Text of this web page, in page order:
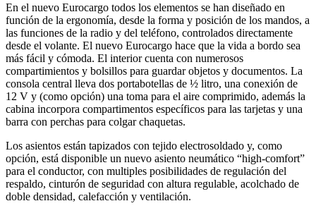
En el nuevo Eurocargo todos los elementos se han diseñado en
función de la ergonomía, desde la forma y posición de los mandos, a
las funciones de la radio y del teléfono, controlados directamente
desde el volante. El nuevo Eurocargo hace que la vida a bordo sea
más fácil y cómoda. El interior cuenta con numerosos
compartimientos y bolsillos para guardar objetos y documentos. La
consola central lleva dos portabotellas de ½ litro, una conexión de
12 V y (como opción) una toma para el aire comprimido, además la
cabina incorpora compartimentos específicos para las tarjetas y una
barra con perchas para colgar chaquetas.
Los asientos están tapizados con tejido electrosoldado y, como
opción, está disponible un nuevo asiento neumático “high-comfort”
para el conductor, con multiples posibilidades de regulación del
respaldo, cinturón de seguridad con altura regulable, acolchado de
doble densidad, calefacción y ventilación.